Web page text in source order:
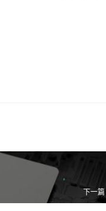
的开源人工智能以及
业整体的转型。
法？
中的大多数想
究早在20世纪40年代的
下一篇